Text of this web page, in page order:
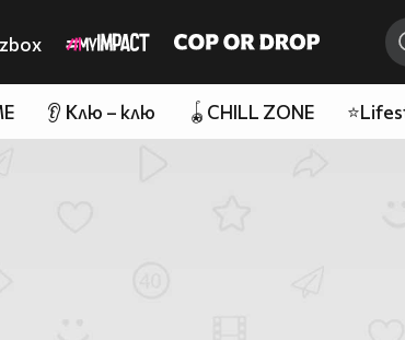
👂 Клю – клю 🪀CHILL ZONE